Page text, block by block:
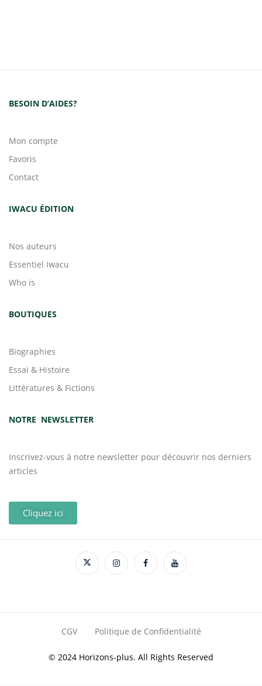
BESOIN D’AIDES?
Mon compte
Favoris
Contact
IWACU ÉDITION
Nos auteurs
Essentiel Iwacu
Who is
BOUTIQUES
Biographies
Essai & Histoire
Littératures & Fictions
NOTRE NEWSLETTER
Inscrivez-vous à notre newsletter pour découvrir nos derniers
articles
Cliquez ici
CGV Politique de Confidentialité
© 2024 Horizons-plus. All Rights Reserved